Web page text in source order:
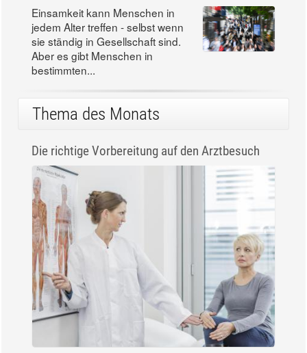
Einsamkeit kann Menschen in
jedem Alter treffen - selbst wenn
sie ständig in Gesellschaft sind.
Aber es gibt Menschen in
bestimmten...
Thema des Monats
Die richtige Vorbereitung auf den Arztbesuch